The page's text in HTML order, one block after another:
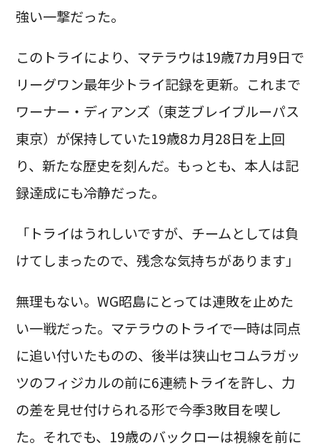
強い一撃だった。
このトライにより、マテラウは19歳7カ月9日で
リーグワン最年少トライ記録を更新。これまで
ワーナー・ディアンズ（東芝ブレイブルーパス
東京）が保持していた19歳8カ月28日を上回
り、新たな歴史を刻んだ。もっとも、本人は記
録達成にも冷静だった。
「トライはうれしいですが、チームとしては負
けてしまったので、残念な気持ちがあります」
無理もない。WG昭島にとっては連敗を止めた
い一戦だった。マテラウのトライで一時は同点
に追い付いたものの、後半は狭山セコムラガッ
ツのフィジカルの前に6連続トライを許し、力
の差を見せ付けられる形で今季3敗目を喫し
た。それでも、19歳のバックローは視線を前に